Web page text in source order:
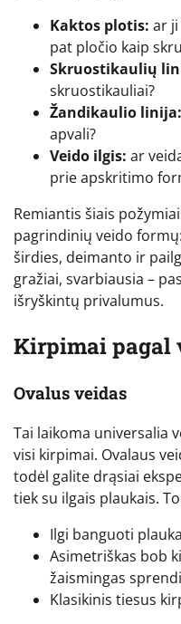
Kaktos plotis: ar
pat pločio kaip
Skruostikaulių
skruostikauliai?
Žandikaulio linija:
apvali?
Veido ilgis: ar
prie apskritimo
Remiantis šiais
pagrindinių veido
širdies, deimanto ir
gražiai, svarbiausia –
išryškintų privalumus.
Kirpimai pagal
Ovalus veidas
Tai laikoma universalia
visi kirpimai. Ovalaus
todėl galite drąsiai
tiek su ilgais plaukais.
Ilgi banguoti
Asimetriškas bob
žaismingas
Klasikinis tiesus